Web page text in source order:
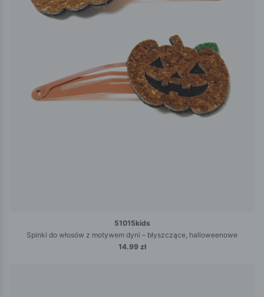
51015kids
Spinki do włosów z motywem dyni – błyszczące, halloweenowe
14.99 zł